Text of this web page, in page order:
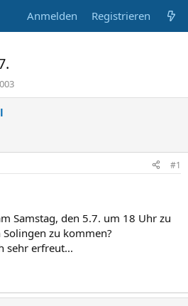
Anmelden Registrieren
#1
Samstag, den 5.7. um 18 Uhr zu
zu kommen?
sehr erfreut...